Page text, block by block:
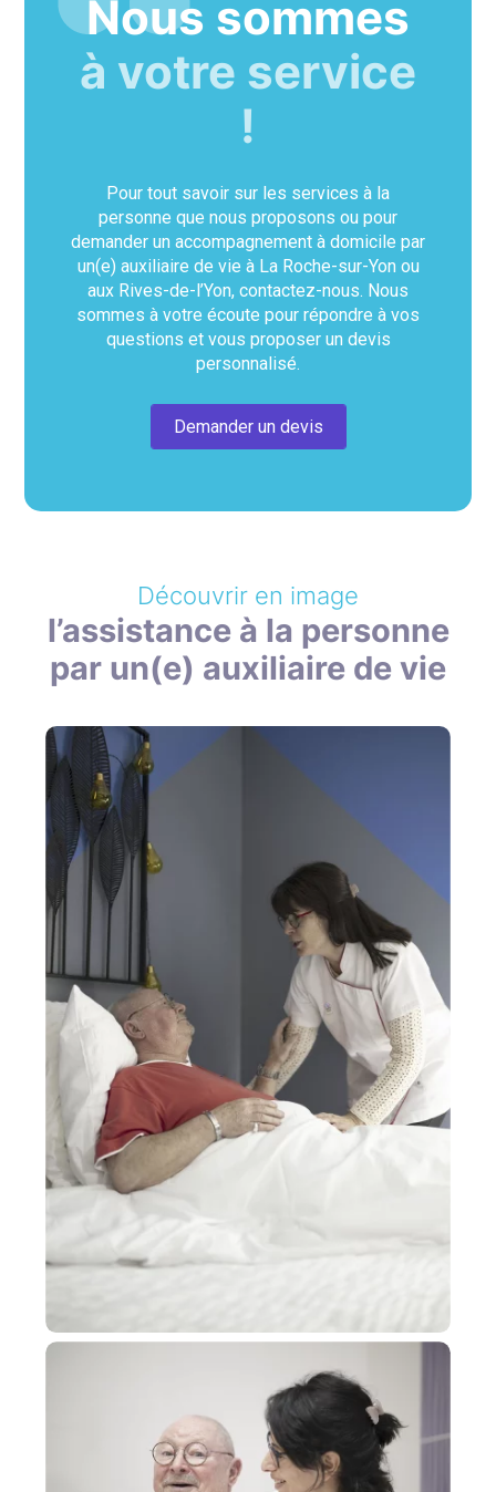
Nous sommes
à votre service
!
Pour tout savoir sur les services à la
personne que nous proposons ou pour
demander un accompagnement à domicile par
un(e) auxiliaire de vie à La Roche-sur-Yon ou
aux Rives-de-l’Yon, contactez-nous. Nous
sommes à votre écoute pour répondre à vos
questions et vous proposer un devis
personnalisé.
Demander un devis
Découvrir en image
l’assistance à la personne
par un(e) auxiliaire de vie